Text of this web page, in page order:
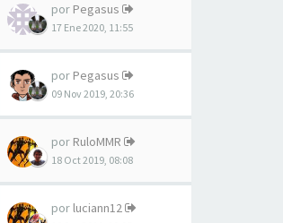
por Pegasus
17 Ene 2020, 11:55
por Pegasus
09 Nov 2019, 20:36
por RuloMMR
18 Oct 2019, 08:08
por luciann12